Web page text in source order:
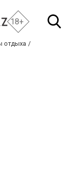
18+
отдыха